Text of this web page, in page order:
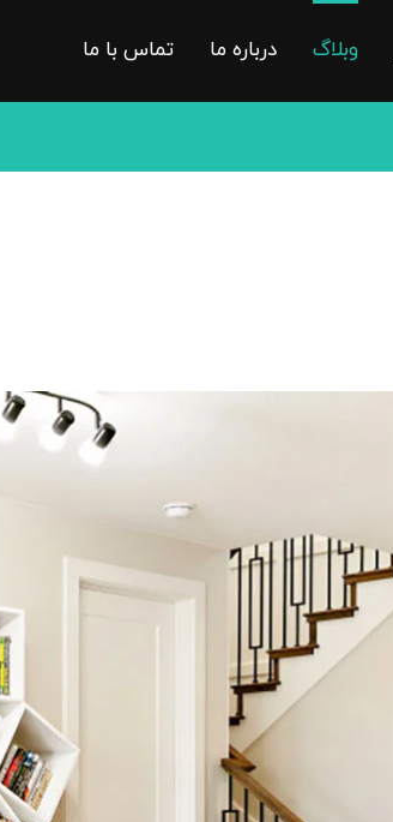
وبلاگ درباره ما تماس با ما